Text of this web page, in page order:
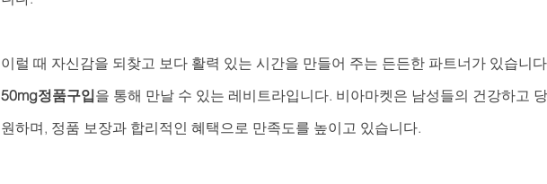
이럴 때 자신감을 되찾고 보다 활력 있는 시간을 만들어 주는 든든한 파트너가 있습니
50mg정품구입을 통해 만날 수 있는 레비트라입니다. 비아마켓은 남성들의 건강하고
원하며, 정품 보장과 합리적인 혜택으로 만족도를 높이고 있습니다.